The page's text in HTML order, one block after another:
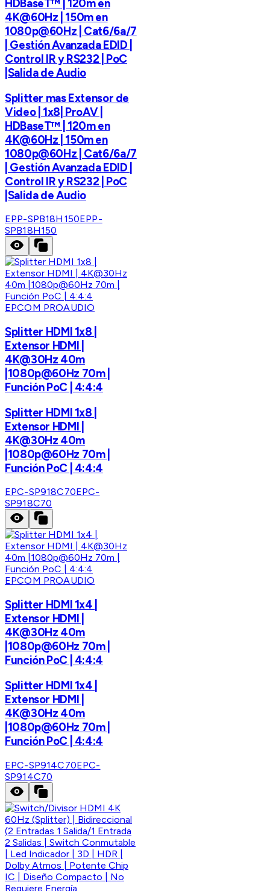
HDBaseT™ | 120m en
4K@60Hz | 150m en
1080p@60Hz | Cat6/6a/7
| Gestión Avanzada EDID |
Control IR y RS232 | PoC
|Salida de Audio
Splitter mas Extensor de
Video | 1x8| ProAV |
HDBaseT™ | 120m en
4K@60Hz | 150m en
1080p@60Hz | Cat6/6a/7
| Gestión Avanzada EDID |
Control IR y RS232 | PoC
|Salida de Audio
EPP-SPB18H150EPP-
SPB18H150
EPCOM PROAUDIO
Splitter HDMI 1x8 |
Extensor HDMI |
4K@30Hz 40m
|1080p@60Hz 70m |
Función PoC | 4:4:4
Splitter HDMI 1x8 |
Extensor HDMI |
4K@30Hz 40m
|1080p@60Hz 70m |
Función PoC | 4:4:4
EPC-SP918C70EPC-
SP918C70
EPCOM PROAUDIO
Splitter HDMI 1x4 |
Extensor HDMI |
4K@30Hz 40m
|1080p@60Hz 70m |
Función PoC | 4:4:4
Splitter HDMI 1x4 |
Extensor HDMI |
4K@30Hz 40m
|1080p@60Hz 70m |
Función PoC | 4:4:4
EPC-SP914C70EPC-
SP914C70